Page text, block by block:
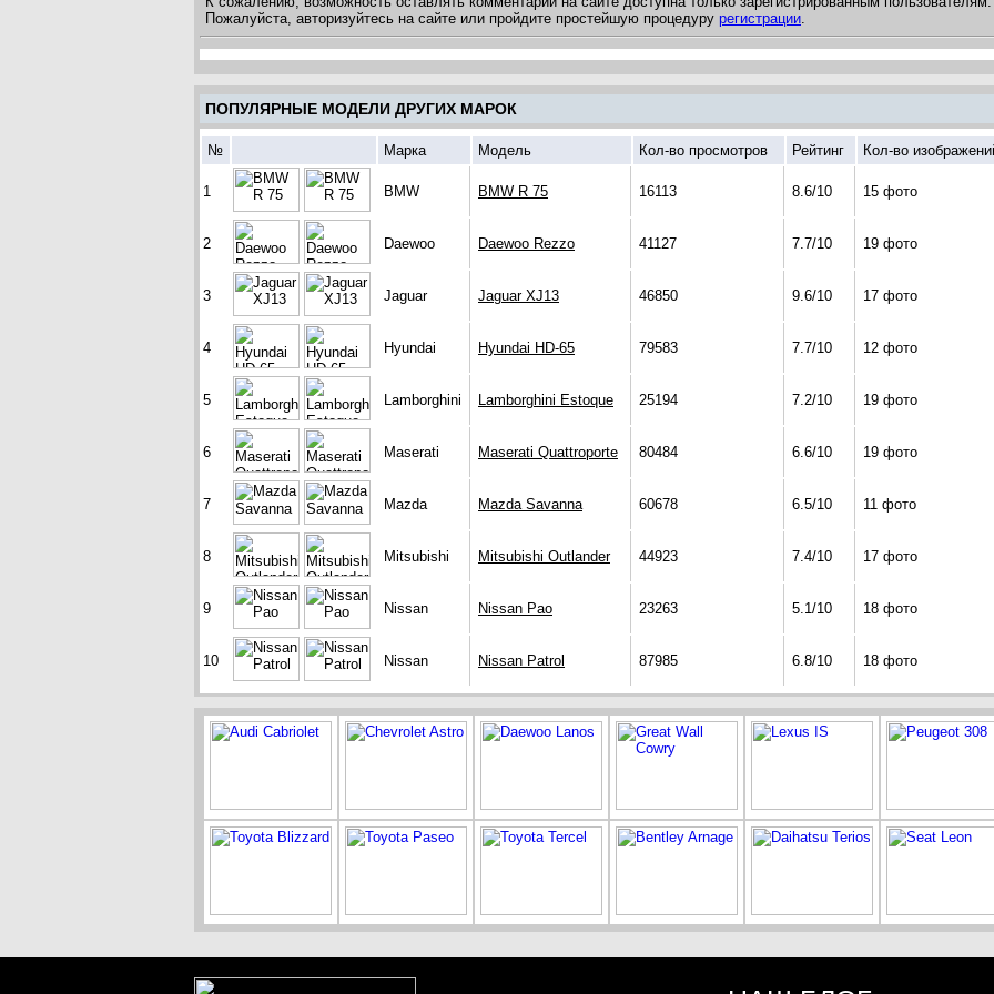
Пожалуйста, авторизуйтесь на сайте или пройдите простейшую процедуру регистрации.
ПОПУЛЯРНЫЕ МОДЕЛИ ДРУГИХ МАРОК
№ Марка Модель Кол-во просмотров Рейтинг Кол-во
1 BMW BMW R 75 16113 8.6/10 15 фото
2 Daewoo Daewoo Rezzo 41127 7.7/10 19 фото
3 Jaguar Jaguar XJ13 46850 9.6/10 17 фото
4 Hyundai Hyundai HD-65 79583 7.7/10 12 фото
5 Lamborghini Lamborghini Estoque 25194 7.2/10 19 фото
6 Maserati Maserati Quattroporte 80484 6.6/10 19 фото
7 Mazda Mazda Savanna 60678 6.5/10 11 фото
8 Mitsubishi Mitsubishi Outlander 44923 7.4/10 17 фото
9 Nissan Nissan Pao 23263 5.1/10 18 фото
10 Nissan Nissan Patrol 87985 6.8/10 18 фото